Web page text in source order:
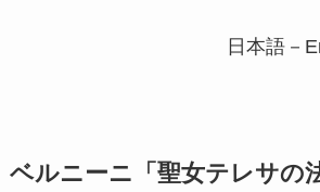
日本語－
ベルニーニ「聖女テレサの